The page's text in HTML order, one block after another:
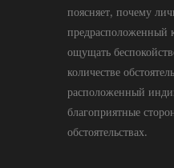
поясняет, почему
предрасположенный
ощущать
количестве
расположенный
благоприятные
обстоятельствах.